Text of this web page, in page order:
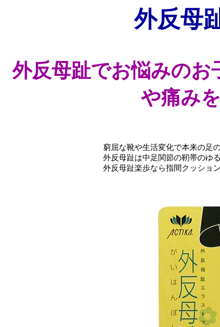
外反母
外反母趾でお悩みのお
や痛み
窮屈な靴や生活変化で本来の足
外反母趾は中足関節の靭帯のゆ
外反母趾楽歩なら指間クッショ